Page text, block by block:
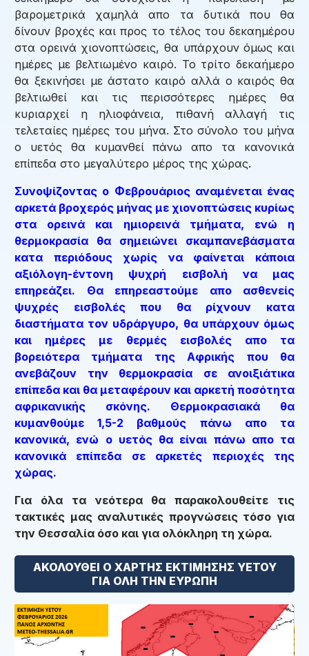
βαρομετρικά χαμηλά απο τα δυτικά που θα
δίνουν βροχές και προς το τέλος του δεκαημέρου
στα ορεινά χιονοπτώσεις, θα υπάρχουν όμως και
ημέρες με βελτιωμένο καιρό. Το τρίτο δεκαήμερο
θα ξεκινήσει με άστατο καιρό αλλά ο καιρός θα
βελτιωθεί και τις περισσότερες ημέρες θα
κυριαρχεί η ηλιοφάνεια, πιθανή αλλαγή τις
τελεταίες ημέρες του μήνα. Στο σύνολο του μήνα
ο υετός θα κυμανθεί πάνω απο τα κανονικά
επίπεδα στο μεγαλύτερο μέρος της χώρας.
Συνοψίζοντας ο Φεβρουάριος αναμένεται ένας
αρκετά βροχερός μήνας με χιονοπτώσεις κυρίως
στα ορεινά και ημιορεινά τμήματα, ενώ η
θερμοκρασία θα σημειώνει σκαμπανεβάσματα
κατα περιόδους χωρίς να φαίνεται κάποια
αξιόλογη-έντονη ψυχρή εισβολή να μας
επηρεάζει. Θα επηρεαστούμε απο ασθενείς
ψυχρές εισβολές που θα ρίχνουν κατα
διαστήματα τον υδράργυρο, θα υπάρχουν όμως
και ημέρες με θερμές εισβολές απο τα
βορειότερα τμήματα της Αφρικής που θα
ανεβάζουν την θερμοκρασία σε ανοιξιάτικα
επίπεδα και θα μεταφέρουν και αρκετή ποσότητα
αφρικανικής σκόνης. Θερμοκρασιακά θα
κυμανθούμε 1,5-2 βαθμούς πάνω απο τα
κανονικά, ενώ ο υετός θα είναι πάνω απο τα
κανονικά επίπεδα σε αρκετές περιοχές της
χώρας.
Για όλα τα νεότερα θα παρακολουθείτε τις
τακτικές μας αναλυτικές προγνώσεις τόσο για
την Θεσσαλία όσο και για ολόκληρη τη χώρα.
ΑΚΟΛΟΥΘΕΙ Ο ΧΑΡΤΗΣ ΕΚΤΙΜΗΣΗΣ ΥΕΤΟΥ
ΓΙΑ ΟΛΗ ΤΗΝ ΕΥΡΩΠΗ